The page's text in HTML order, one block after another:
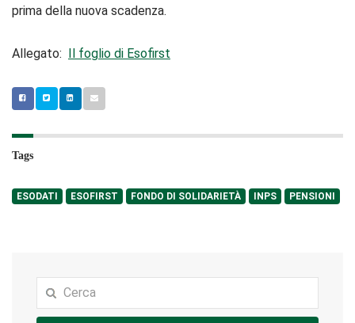
prima della nuova scadenza.
Allegato: Il foglio di Esofirst
Tags
ESODATI ESOFIRST FONDO DI SOLIDARIETÀ INPS PENSIONI